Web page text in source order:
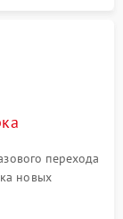
перехода
новых
и цепи
и